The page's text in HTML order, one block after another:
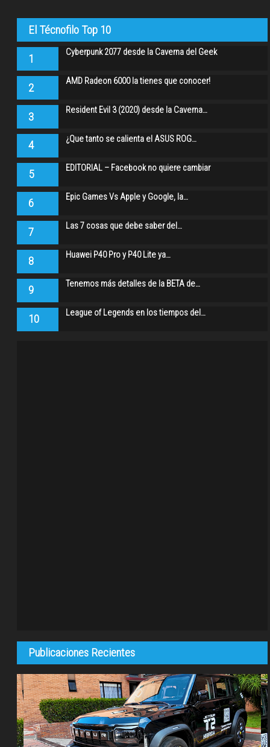
El Técnofilo Top 10
1 Cyberpunk 2077 desde la Caverna del Geek
2 AMD Radeon 6000 la tienes que conocer!
3 Resident Evil 3 (2020) desde la Caverna…
4 ¿Que tanto se calienta el ASUS ROG…
5 EDITORIAL – Facebook no quiere cambiar
6 Epic Games Vs Apple y Google, la…
7 Las 7 cosas que debe saber del…
8 Huawei P40 Pro y P40 Lite ya…
9 Tenemos más detalles de la BETA de…
10 League of Legends en los tiempos del…
Publicaciones Recientes